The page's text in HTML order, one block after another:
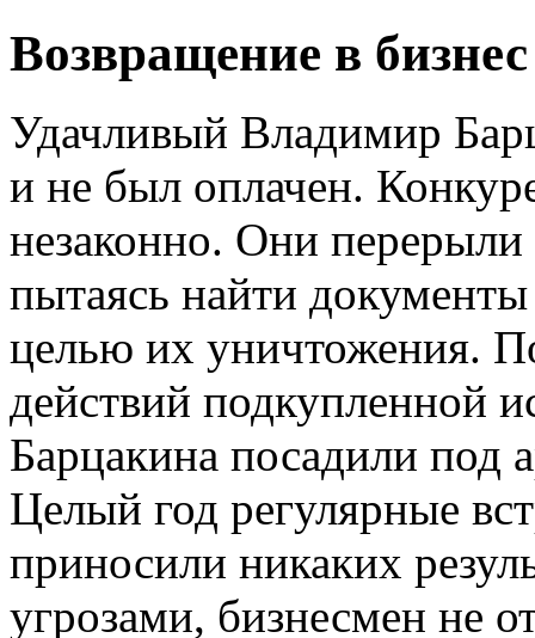
Возвращение в бизнес
Удачливый Владимир
и не был оплачен.
незаконно. Они
пытаясь найти
целью их уничтожения.
действий подкупленной
Барцакина посадили под
Целый год регулярные
приносили никаких
угрозами, бизнесмен не